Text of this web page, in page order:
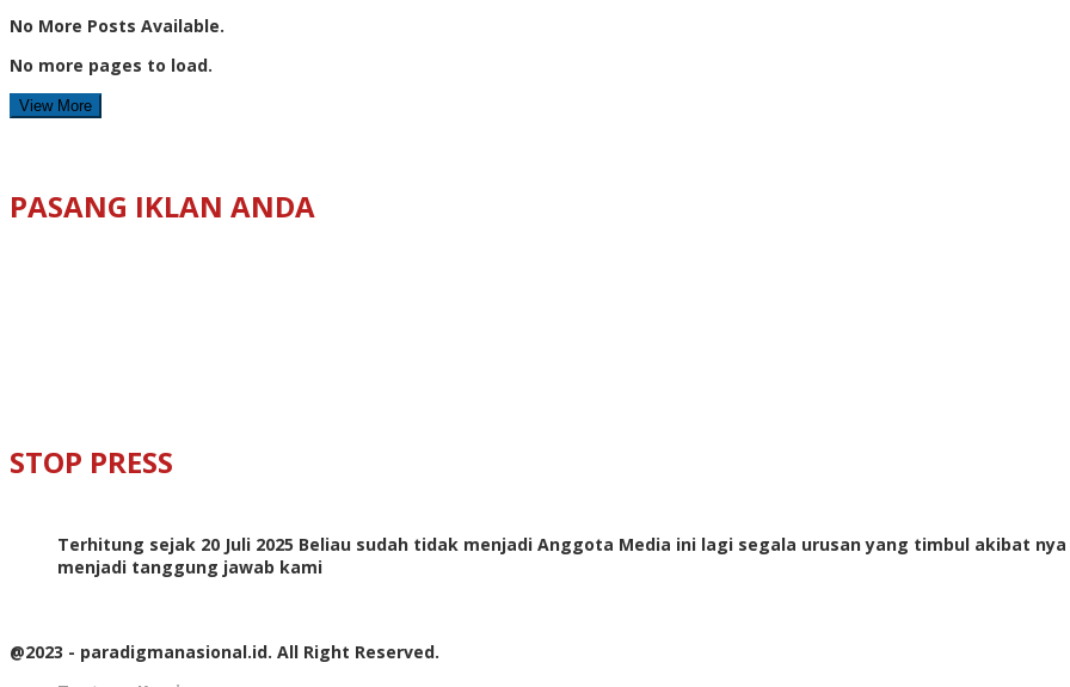
No More Posts Available.
No more pages to load.
View More
PASANG IKLAN ANDA
STOP PRESS
Terhitung sejak 20 Juli 2025 Beliau sudah tidak menjadi Anggota Media ini lagi segala urusan yang timbul akibat
menjadi tanggung jawab kami
@2023 - paradigmanasional.id. All Right Reserved.